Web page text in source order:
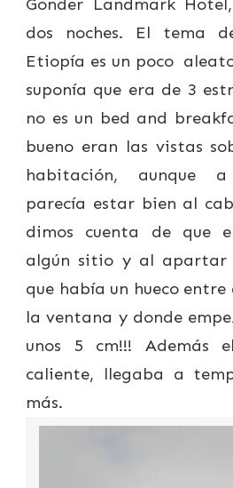
dos noches. El tema
Etiopía es un poco
suponía que era de 3
no es un bed and
bueno eran las vistas
habitación, aunque
parecía estar bien al
dimos cuenta de que
algún sitio y al apartar
que había un hueco
la ventana y donde
unos 5 cm!!! Además
caliente, llegaba a
más.